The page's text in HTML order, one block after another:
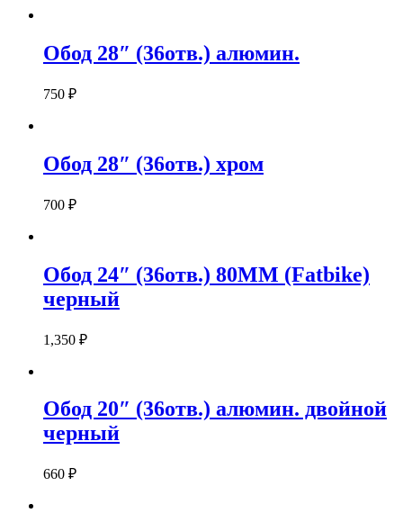
Обод 28″ (36отв.) алюмин.
750 ₽
Обод 28″ (36отв.) хром
700 ₽
Обод 24″ (36отв.) 80MM (Fatbike)
черный
1,350 ₽
Обод 20″ (36отв.) алюмин. двойной
черный
660 ₽